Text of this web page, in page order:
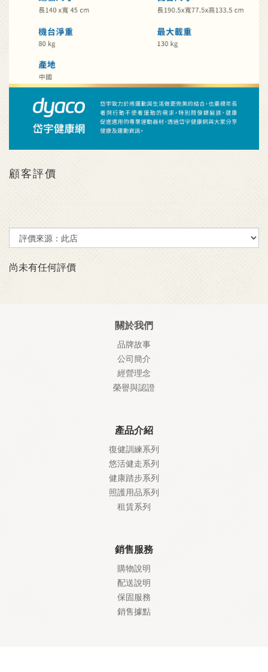
顧客評價
尚未有任何評價
關於我們
品牌故事
公司簡介
經營理念
榮譽與認證
產品介紹
復健訓練系列
悠活健走系列
健康踏步系列
照護用品系列
租賃系列
銷售服務
購物說明
配送說明
保固服務
銷售據點